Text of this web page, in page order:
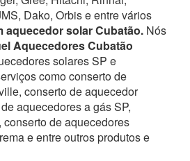
Dako, Orbis e entre vários
aquecedor solar Cubatão. Nós
Aquecedores Cubatão
solares SP e
como conserto de
conserto de aquecedor
aquecedores a gás SP,
de aquecedores
e entre outros produtos e